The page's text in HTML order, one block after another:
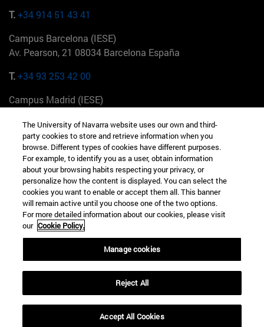
T.+34 914 51 43 41
Campus Barcelona (IESE)
Av. Pearson, 21 08034 Barcelona España
T.+34 93 253 42 00
Campus Madrid (IESE)
+34 912 11 30 00
Campus Nueva York (IESE)
165 W 57th St 10019-2201 Nueva York EE.UU
+1 646 346 8850
Campus Munich (IESE)
Maria-Theresia-Straße 15 81675 Múnich Alemania
+49 89 24209790
Campus Sao Paulo (IESE)
Rua Martiniano de Carvalho, 573 01321001 Bela Vista Brasil
The University of Navarra website uses our own and third-
party cookies to store and retrieve information when you
browse. Different types of cookies have different purposes.
For example, to identify you as a user, obtain information
about your browsing habits respecting your privacy, or
personalize how the content is displayed. You can select the
cookies you want to enable or accept them all. This banner
will remain active until you choose one of the two options.
For more detailed information about our cookies, please visit
our Cookie Policy.
Manage cookies
Reject All
Accept All Cookies